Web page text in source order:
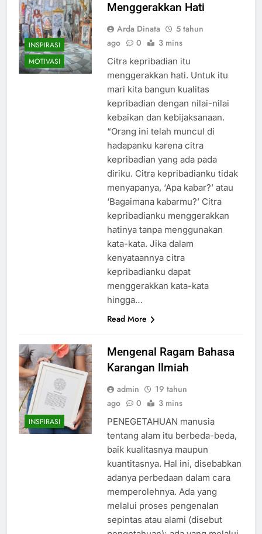
INSPIRASI
MOTIVASI
Menggerakkan Hati
Arda Dinata
5 tahun
ago
0 3 mins
Citra kepribadian itu
menggerakkan hati. Untuk itu
mari kita bangun kualitas
kepribadian dengan nilai-nilai
kebaikan dan kebijaksanaan.
“Orang ini telah muncul di
hadapanku karena citra
kepribadian yang ada pada
diriku. Citra kepribadianku tidak
menyapanya, ‘Apa kabar?’ atau
‘Bagaimana kabarmu?’ Citra
kepribadianku menggerakkan
hatinya tanpa menggunakan
kata-kata. Jika dalam
kenyataannya citra
kepribadianku dapat
menggerakkan kata-kata
hingga…
Read More
INSPIRASI
Mengenal Ragam Bahasa
Karangan Ilmiah
admin
19 tahun
ago
0 3 mins
PENEGETAHUAN manusia
tentang alam itu berbeda-beda,
baik kualitasnya maupun
kuantitasnya. Hal ini, disebabkan
adanya perbedaan dalam cara
memperolehnya. Ada yang
melalui proses pengenalan
sepintas atau alami (disebut